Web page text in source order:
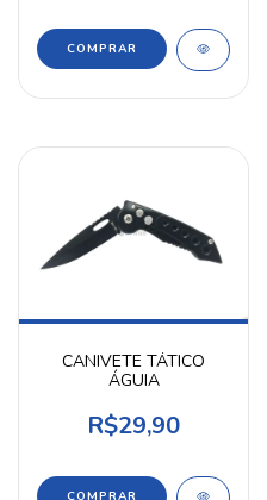
CANIVETE TÁTICO
ÁGUIA
R$29,90